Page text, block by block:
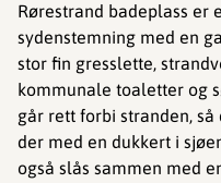
Rørestrand badeplass er
sydenstemning med en
stor fin gresslette,
kommunale toaletter og
går rett forbi stranden,
der med en dukkert i
også slås sammen med